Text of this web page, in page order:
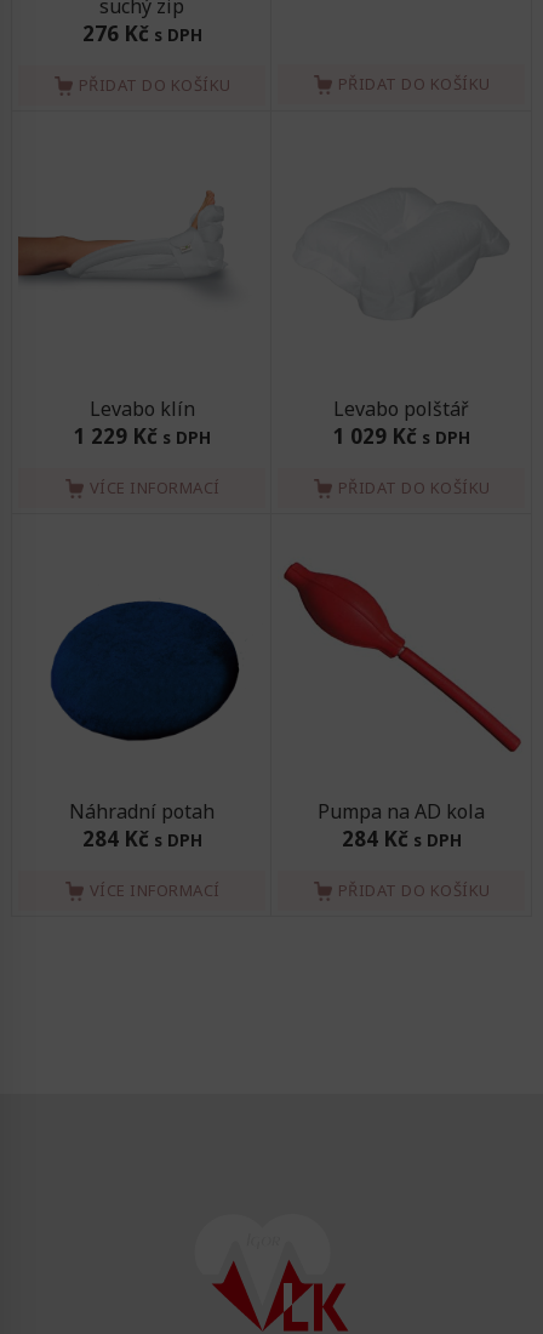
suchý zip
276 Kč s DPH
PŘIDAT DO KOŠÍKU PŘIDAT DO KOŠÍKU
Levabo klín
1 229 Kč s DPH
VÍCE INFORMACÍ
Levabo polštář
1 029 Kč s DPH
PŘIDAT DO KOŠÍKU
Náhradní potah
284 Kč s DPH
VÍCE INFORMACÍ
Pumpa na AD kola
284 Kč s DPH
PŘIDAT DO KOŠÍKU